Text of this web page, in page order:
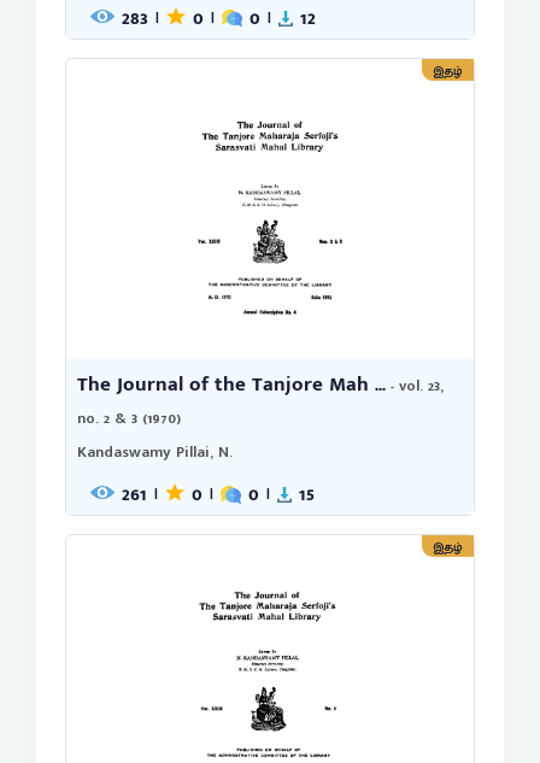
283 | 0 | 0 | 12
இதழ்
The Journal of the Tanjore Mah ...- vol. 23,
no. 2 & 3 (1970)
Kandaswamy Pillai, N.
261 | 0 | 0 | 15
இதழ்